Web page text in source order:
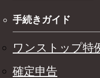
手続きガイド
ワンストップ特
確定申告